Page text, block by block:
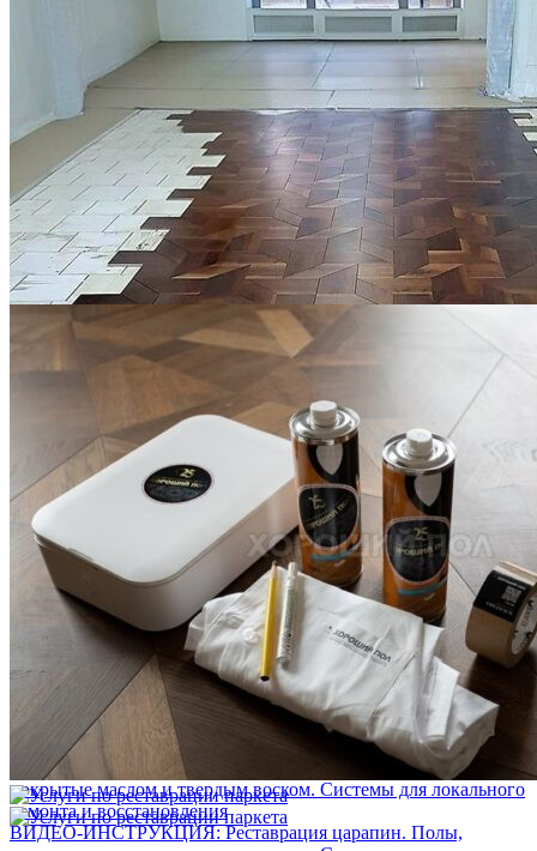
Укладка модульного паркета с финишным покрытием на
фанеру
3 600 ₽
Услуги по реставрации паркета
Блог
Интересные статьи о паркете Coswick
ВИДЕО-ИНСТРУКЦИЯ: Реставрация царапин. Полы,